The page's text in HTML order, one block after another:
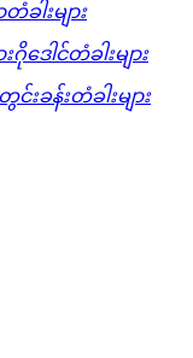
ါးများ
ဂိုဒေါင်တံခါးများ
းခန်းတံခါးများ